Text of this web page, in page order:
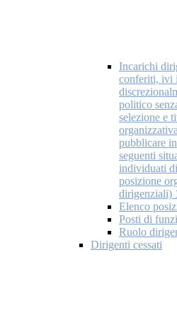
Incarichi
conferiti, ivi
politico
selezione e
pubblicare
seguenti
individuati
posizione
dirigenziali)
Elenco
Posti di
Ruolo
Dirigenti cessati